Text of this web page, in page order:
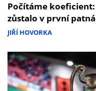
Počítáme koeficient:
zůstalo v první
JIŘÍ HOVORKA